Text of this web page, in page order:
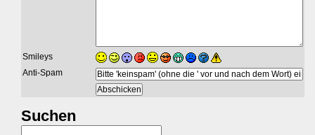
Smileys
Anti-Spam
Suchen